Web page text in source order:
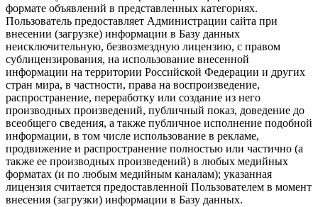
формате объявлений в представленных категориях.
Пользователь предоставляет Администрации сайта при
внесении (загрузке) информации в Базу данных
неисключительную, безвозмездную лицензию, с правом
сублицензирования, на использование внесенной
информации на территории Российской Федерации и других
стран мира, в частности, права на воспроизведение,
распространение, переработку или создание из него
производных произведений, публичный показ, доведение до
всеобщего сведения, а также публичное исполнение подобной
информации, в том числе использование в рекламе,
продвижение и распространение полностью или частично (а
также ее производных произведений) в любых медийных
форматах (и по любым медийным каналам); указанная
лицензия считается предоставленной Пользователем в момент
внесения (загрузки) информации в Базу данных.